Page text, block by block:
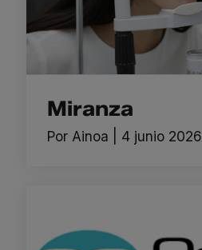
Miranza
Por Ainoa 4 junio 2026